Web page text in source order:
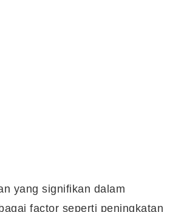
yang signifikan dalam
factor seperti peningkatan